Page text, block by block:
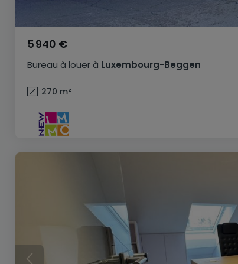
Bureau à louerà Luxembourg-Beggen
5 940 €
270 m²